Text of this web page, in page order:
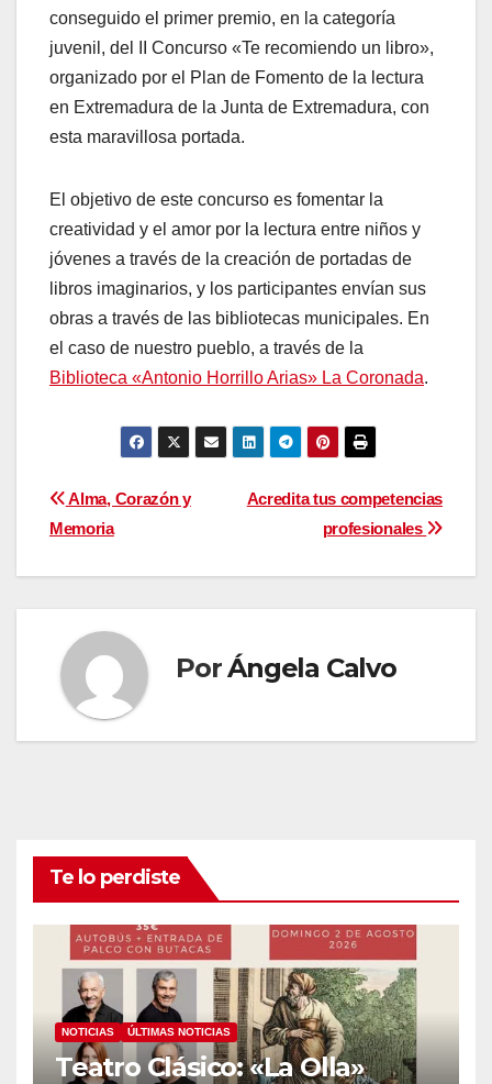
conseguido el primer premio, en la categoría
juvenil, del II Concurso «Te recomiendo un libro»,
organizado por el Plan de Fomento de la lectura
en Extremadura de la Junta de Extremadura, con
esta maravillosa portada.
El objetivo de este concurso es fomentar la
creatividad y el amor por la lectura entre niños y
jóvenes a través de la creación de portadas de
libros imaginarios, y los participantes envían sus
obras a través de las bibliotecas municipales. En
el caso de nuestro pueblo, a través de la
Biblioteca «Antonio Horrillo Arias» La Coronada.
Navegación
de
Acredita tus competencias
profesionales
Alma, Corazón y
Memoria
PorÁngela Calvo
Te lo perdiste
NOTICIAS ÚLTIMAS NOTICIAS
Teatro Clásico: «La Olla»